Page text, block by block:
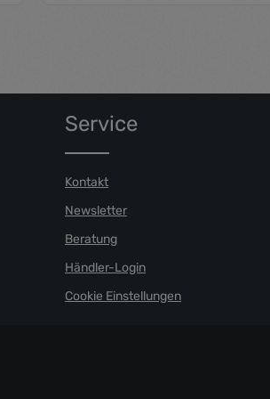
die Schaltflächen
Service
Kontakt
Newsletter
Beratung
Händler-Login
Cookie Einstellungen